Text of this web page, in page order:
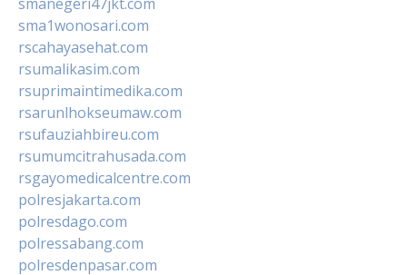
sma1wonosari.com
rscahayasehat.com
rsumalikasim.com
rsuprimaintimedika.com
rsarunlhokseumaw.com
rsufauziahbireu.com
rsumumcitrahusada.com
rsgayomedicalcentre.com
polresjakarta.com
polresdago.com
polressabang.com
polresdenpasar.com